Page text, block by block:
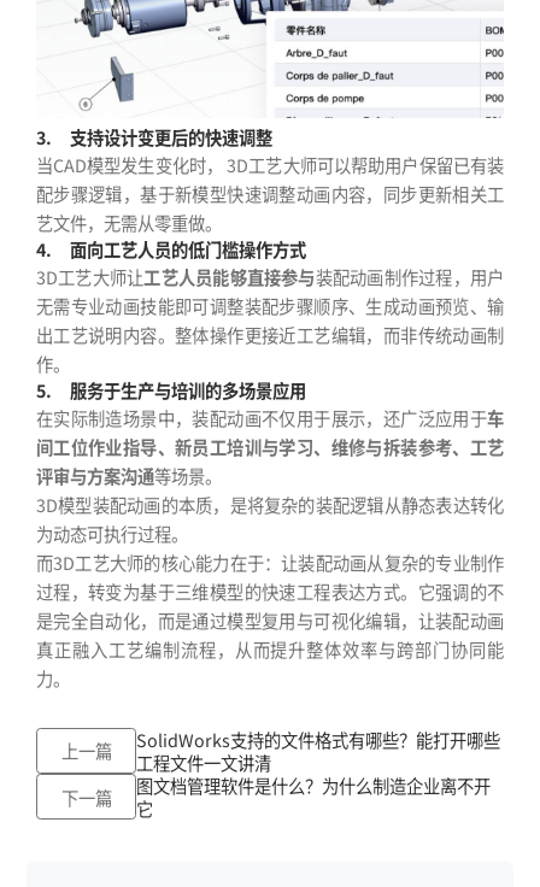
3. 支持设计变更后的快速调整
当CAD模型发生变化时， 3D工艺大师可以帮助用户保留已有装
配步骤逻辑，基于新模型快速调整动画内容，同步更新相关工
艺文件，无需从零重做。
4. 面向工艺人员的低门槛操作方式
3D工艺大师让工艺人员能够直接参与装配动画制作过程，用户
无需专业动画技能即可调整装配步骤顺序、生成动画预览、输
出工艺说明内容。整体操作更接近工艺编辑，而非传统动画制
作。
5. 服务于生产与培训的多场景应用
在实际制造场景中，装配动画不仅用于展示，还广泛应用于车
间工位作业指导、新员工培训与学习、维修与拆装参考、工艺
评审与方案沟通等场景。
3D模型装配动画的本质，是将复杂的装配逻辑从静态表达转化
为动态可执行过程。
而3D工艺大师的核心能力在于：让装配动画从复杂的专业制作
过程，转变为基于三维模型的快速工程表达方式。它强调的不
是完全自动化，而是通过模型复用与可视化编辑，让装配动画
真正融入工艺编制流程，从而提升整体效率与跨部门协同能
力。
上一篇
SolidWorks支持的文件格式有哪些？能打开哪些
工程文件一文讲清
下一篇
图文档管理软件是什么？为什么制造企业离不开
它